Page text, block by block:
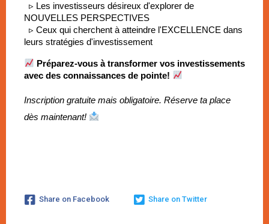
▹ Les investisseurs désireux d'explorer de
NOUVELLES PERSPECTIVES
▹ Ceux qui cherchent à atteindre l'EXCELLENCE dans
leurs stratégies d'investissement
Préparez-vous à transformer vos investissements
avec des connaissances de pointe!
Inscription gratuite mais obligatoire. Réserve ta place
dès maintenant!
Share on Facebook Share on Twitter